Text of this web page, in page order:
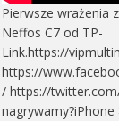
Pierwsze wrażenia
Neffos C7 od TP-
Link.https://
https://
/ https://